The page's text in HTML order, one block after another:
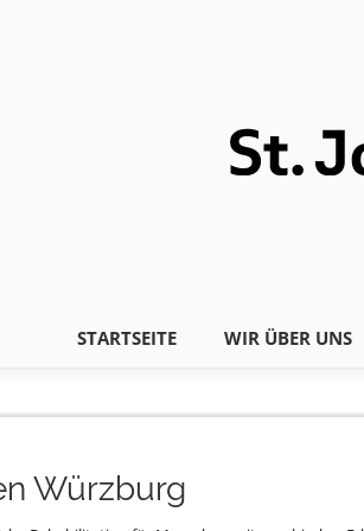
STARTSEITE WIR ÜBER UNS
Würzburg